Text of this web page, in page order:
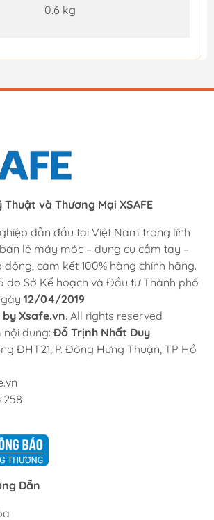
0.6 kg
và Thương Mại XSAFE
dẫn đầu tại Việt Nam trong lĩnh
lẻ máy móc – dụng cụ cầm tay –
cam kết 100% hàng chính hãng.
do Sở Kế hoạch và Đầu tư Thành phố
12/04/2019
Xsafe.vn. All rights reserved
nội dung: Đỗ Trịnh Nhất Duy
ĐHT21, P. Đông Hưng Thuận, TP Hồ
258
Dẫn